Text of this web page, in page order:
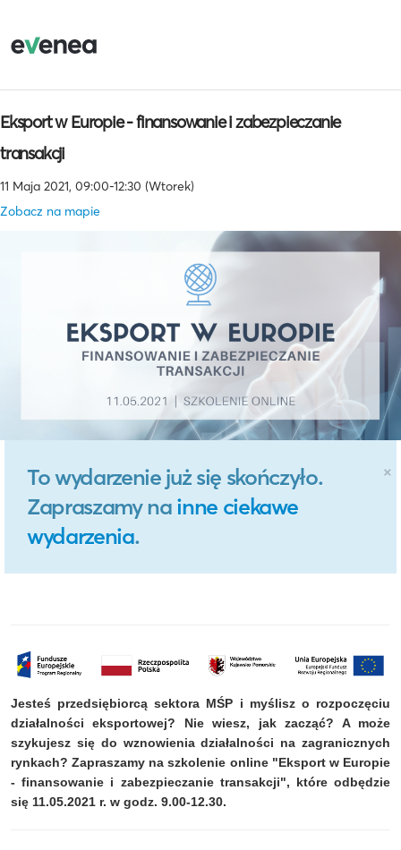
Eksport w Europie - finansowanie i zabezpieczanie
transakcji
11 Maja 2021, 09:00-12:30 (Wtorek)
Zobacz na mapie
×
To wydarzenie już się skończyło.
Zapraszamy na inne ciekawe
wydarzenia.
Jesteś przedsiębiorcą sektora MŚP i myślisz o rozpoczęciu
działalności eksportowej? Nie wiesz, jak zacząć? A może
szykujesz się do wznowienia działalności na zagranicznych
rynkach? Zapraszamy na szkolenie online "Eksport w Europie
- finansowanie i zabezpieczanie transakcji", które odbędzie
się 11.05.2021 r. w godz. 9.00-12.30.